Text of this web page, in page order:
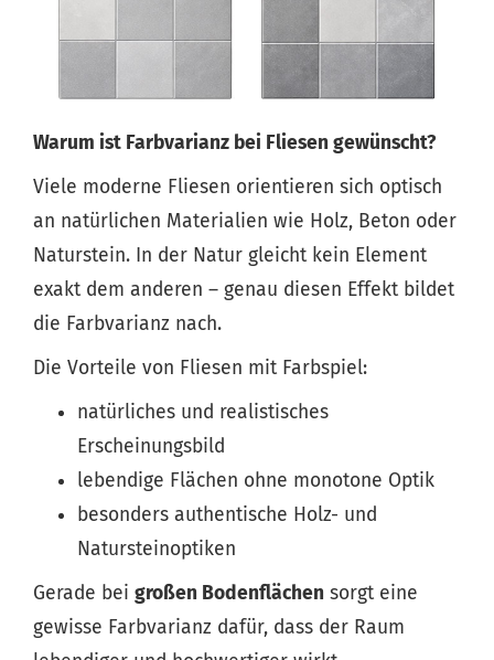
Warum ist Farbvarianz bei Fliesen gewünscht?
Viele moderne Fliesen orientieren sich optisch
an natürlichen Materialien wie Holz, Beton oder
Naturstein. In der Natur gleicht kein Element
exakt dem anderen – genau diesen Effekt bildet
die Farbvarianz nach.
Die Vorteile von Fliesen mit Farbspiel:
natürliches und realistisches
Erscheinungsbild
lebendige Flächen ohne monotone Optik
besonders authentische Holz- und
Natursteinoptiken
Gerade bei großen Bodenflächen sorgt eine
gewisse Farbvarianz dafür, dass der Raum